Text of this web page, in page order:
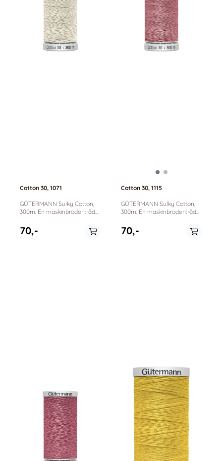
Cotton 30, 1071
GÜTERMANN Sulky Cotton,
300m. En maskinbroderitråd.
Passer til maskinbrodering,
dekorative sømmer og
70,-
Cotton 30, 1115
GÜTERMANN Sulky Cotton,
300m. En maskinbroderitråd.
maskinbrodering, dekorative
sømmer og quilting.
70,-